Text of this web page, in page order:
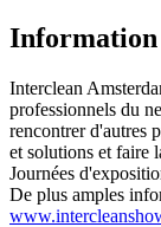
Information
Interclean
professionnels du
rencontrer d'autres
et solutions et faire
Journées
De plus amples